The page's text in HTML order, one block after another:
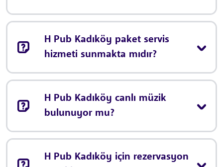
H Pub Kadıköy paket servis
hizmeti sunmakta mıdır?
H Pub Kadıköy canlı müzik
bulunuyor mu?
H Pub Kadıköy için rezervasyon